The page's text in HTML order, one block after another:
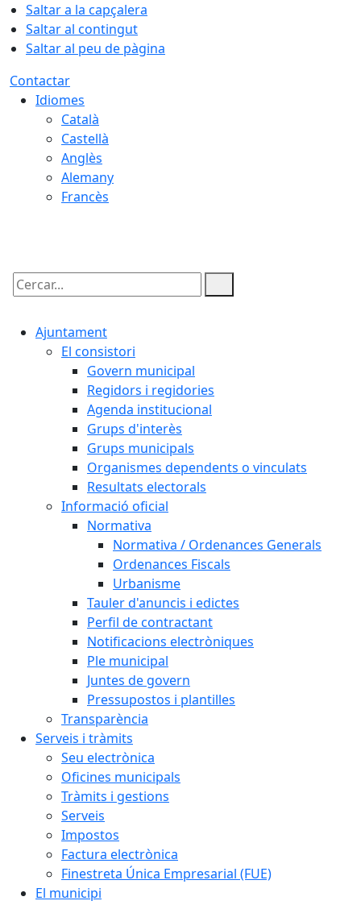
Saltar a la capçalera
Saltar al contingut
Saltar al peu de pàgina
Contactar
Idiomes
Català
Castellà
Anglès
Alemany
Francès
Cercar:
Ajuntament
El consistori
Govern municipal
Regidors i regidories
Agenda institucional
Grups d'interès
Grups municipals
Organismes dependents o vinculats
Resultats electorals
Informació oficial
Normativa
Normativa / Ordenances Generals
Ordenances Fiscals
Urbanisme
Tauler d'anuncis i edictes
Perfil de contractant
Notificacions electròniques
Ple municipal
Juntes de govern
Pressupostos i plantilles
Transparència
Serveis i tràmits
Seu electrònica
Oficines municipals
Tràmits i gestions
Serveis
Impostos
Factura electrònica
Finestreta Única Empresarial (FUE)
El municipi